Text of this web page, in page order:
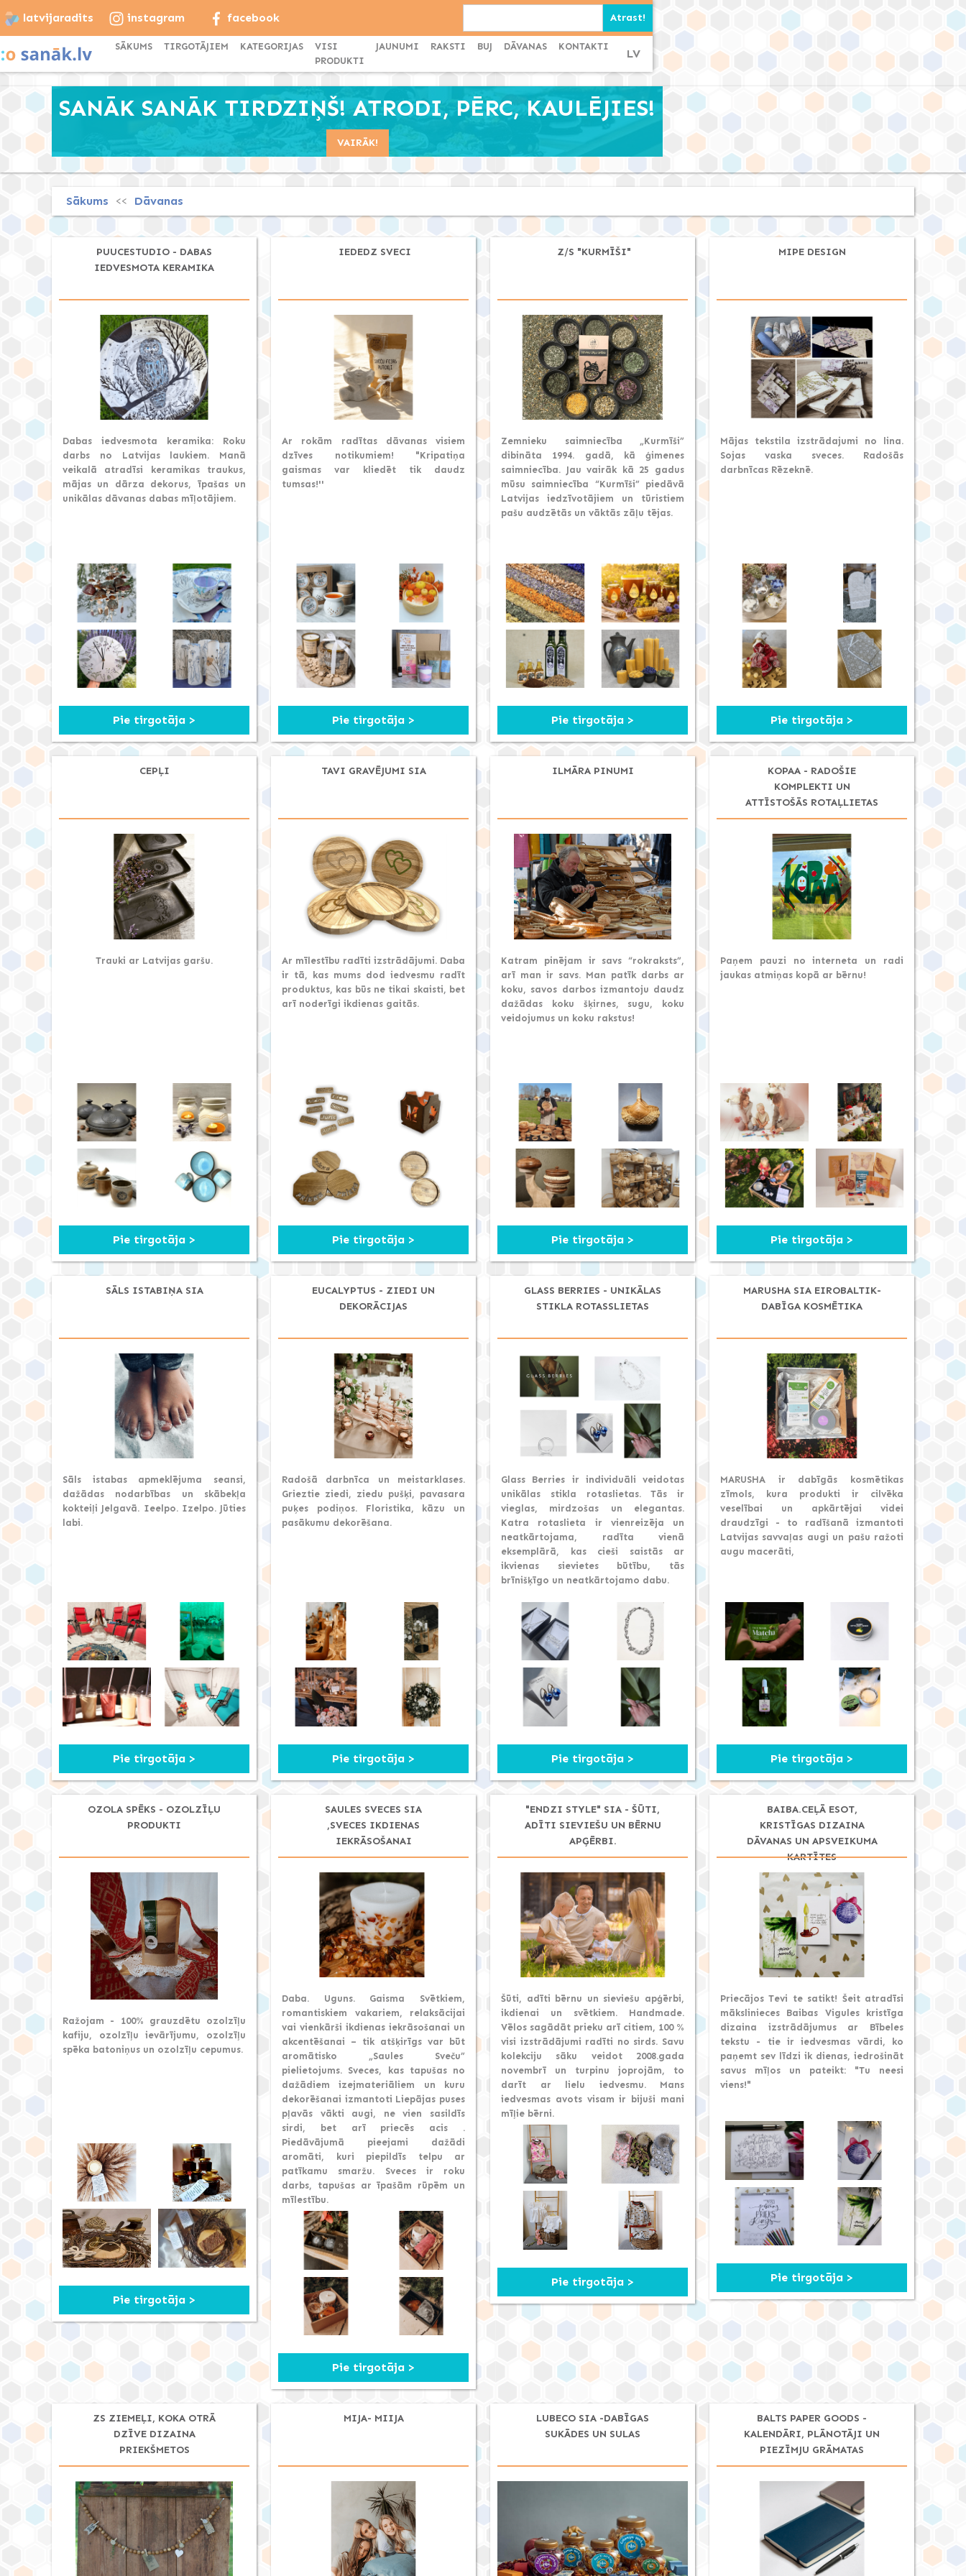
latvijaradits instagram facebook
SĀKUMS TIRGOTĀJIEM KATEGORIJAS
VISI
PRODUKTI
JAUNUMI RAKSTI BUJ DĀVANAS KONTAKTI
LV
SANĀK SANĀK TIRDZIŅŠ! ATRODI, PĒRC, KAULĒJIES!
VAIRĀK!
Sākums << Dāvanas
PUUCESTUDIO - DABAS
IEDVESMOTA KERAMIKA
Dabas iedvesmota keramika: Roku
darbs no Latvijas laukiem. Manā
veikalā atradīsi keramikas traukus,
mājas un dārza dekorus, īpašas un
unikālas dāvanas dabas mīļotājiem.
Pie tirgotāja >
IEDEDZ SVECI
Ar rokām radītas dāvanas visiem
dzīves notikumiem! "Kripatiņa
gaismas var kliedēt tik daudz
tumsas!''
Pie tirgotāja >
Z/S "KURMĪŠI"
Zemnieku saimniecība „Kurmīši”
dibināta 1994. gadā, kā ģimenes
saimniecība. Jau vairāk kā 25 gadus
mūsu saimniecība “Kurmīši” piedāvā
Latvijas iedzīvotājiem un tūristiem
pašu audzētās un vāktās zāļu tējas.
Pie tirgotāja >
MIPE DESIGN
Mājas tekstila izstrādajumi no lina.
Sojas vaska sveces. Radošās
darbnīcas Rēzeknē.
Pie tirgotāja >
CEPĻI
Trauki ar Latvijas garšu.
Pie tirgotāja >
TAVI GRAVĒJUMI SIA
Ar mīlestību radīti izstrādājumi. Daba
ir tā, kas mums dod iedvesmu radīt
produktus, kas būs ne tikai skaisti, bet
arī noderīgi ikdienas gaitās.
Pie tirgotāja >
ILMĀRA PINUMI
Katram pinējam ir savs “rokraksts”,
arī man ir savs. Man patīk darbs ar
koku, savos darbos izmantoju daudz
dažādas koku šķirnes, sugu, koku
veidojumus un koku rakstus!
Pie tirgotāja >
KOPAA - RADOŠIE
KOMPLEKTI UN
ATTĪSTOŠĀS ROTAĻLIETAS
Paņem pauzi no interneta un radi
jaukas atmiņas kopā ar bērnu!
Pie tirgotāja >
SĀLS ISTABIŅA SIA
Sāls istabas apmeklējuma seansi,
dažādas nodarbības un skābekļa
kokteiļi Jelgavā. Ieelpo. Izelpo. Jūties
labi.
Pie tirgotāja >
EUCALYPTUS - ZIEDI UN
DEKORĀCIJAS
Radošā darbnīca un meistarklases.
Grieztie ziedi, ziedu pušķi, pavasara
puķes podiņos. Floristika, kāzu un
pasākumu dekorēšana.
Pie tirgotāja >
GLASS BERRIES - UNIKĀLAS
STIKLA ROTASSLIETAS
Glass Berries ir individuāli veidotas
unikālas stikla rotaslietas. Tās ir
vieglas, mirdzošas un elegantas.
Katra rotaslieta ir vienreizēja un
neatkārtojama, radīta vienā
eksemplārā, kas cieši saistās ar
ikvienas sievietes būtību, tās
brīnišķīgo un neatkārtojamo dabu.
Pie tirgotāja >
MARUSHA SIA EIROBALTIK-
DABĪGA KOSMĒTIKA
MARUSHA ir dabīgās kosmētikas
zīmols, kura produkti ir cilvēka
veselībai un apkārtējai videi
draudzīgi - to radīšanā izmantoti
Latvijas savvaļas augi un pašu ražoti
augu macerāti,
Pie tirgotāja >
OZOLA SPĒKS - OZOLZĪĻU
PRODUKTI
Ražojam - 100% grauzdētu ozolzīļu
kafiju, ozolzīļu ievārījumu, ozolzīļu
spēka batoniņus un ozolzīļu cepumus.
Pie tirgotāja >
SAULES SVECES SIA
,SVECES IKDIENAS
IEKRĀSOŠANAI
Daba. Uguns. Gaisma Svētkiem,
romantiskiem vakariem, relaksācijai
vai vienkārši ikdienas iekrāsošanai un
akcentēšanai – tik atšķirīgs var būt
aromātisko „Saules Sveču”
pielietojums. Sveces, kas tapušas no
dažādiem izejmateriāliem un kuru
dekorēšanai izmantoti Liepājas puses
pļavās vākti augi, ne vien sasildīs
sirdi, bet arī priecēs acis .
Piedāvājumā pieejami dažādi
aromāti, kuri piepildīs telpu ar
patīkamu smaržu. Sveces ir roku
darbs, tapušas ar īpašām rūpēm un
mīlestību.
Pie tirgotāja >
"ENDZI STYLE" SIA - ŠŪTI,
ADĪTI SIEVIEŠU UN BĒRNU
APĢĒRBI.
Šūti, adīti bērnu un sieviešu apģērbi,
ikdienai un svētkiem. Handmade.
Vēlos sagādāt prieku arī citiem, 100 %
visi izstrādājumi radīti no sirds. Savu
kolekciju sāku veidot 2008.gada
novembrī un turpinu joprojām, to
darīt ar lielu iedvesmu. Mans
iedvesmas avots visam ir bijuši mani
mīļie bērni.
Pie tirgotāja >
BAIBA.CEĻĀ ESOT,
KRISTĪGAS DIZAINA
DĀVANAS UN APSVEIKUMA
KARTĪTES
Priecājos Tevi te satikt! Šeit atradīsi
mākslinieces Baibas Vigules kristīga
dizaina izstrādājumus ar Bībeles
tekstu - tie ir iedvesmas vārdi, ko
paņemt sev līdzi ik dienas, iedrošināt
savus mīļos un pateikt: "Tu neesi
viens!"
Pie tirgotāja >
ZS ZIEMEĻI, KOKA OTRĀ
DZĪVE DIZAINA
PRIEKŠMETOS
MIJA- MIIJA
LUBECO SIA -DABĪGAS
SUKĀDES UN SULAS
BALTS PAPER GOODS -
KALENDĀRI, PLĀNOTĀJI UN
PIEZĪMJU GRĀMATAS